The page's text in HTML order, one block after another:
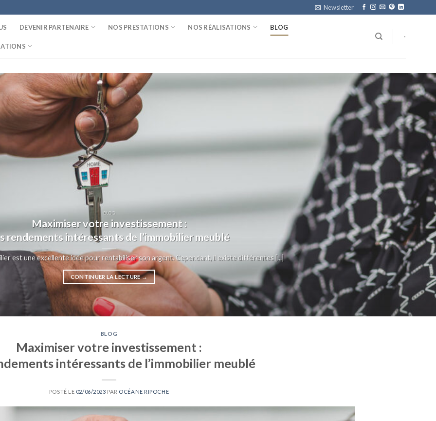
Newsletter
DEVENIR PARTENAIRE NOS PRESTATIONS NOS RÉALISATIONS BLOG
-
BLOG
Maximiser votre investissement :
rendements intéressants de l’immobilier meublé
est une excellente idée pour rentabiliser son argent. Cependant, il existe différentes [...]
CONTINUER LA LECTURE→
BLOG
Maximiser votre investissement :
intéressants de l’immobilier meublé
POSTÉ LE 02/06/2023 PAR OCÉANE RIPOCHE